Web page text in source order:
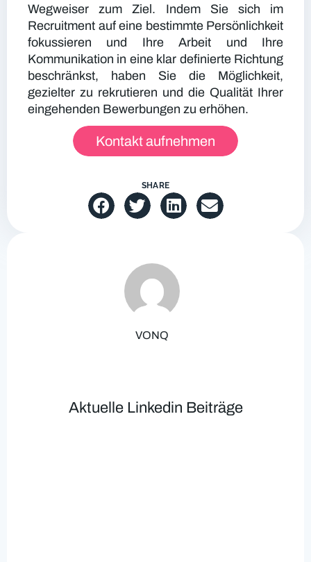
Wegweiser zum Ziel. Indem Sie sich im
Recruitment auf eine bestimmte Persönlichkeit
fokussieren und Ihre Arbeit und Ihre
Kommunikation in eine klar definierte Richtung
beschränkst, haben Sie die Möglichkeit,
gezielter zu rekrutieren und die Qualität Ihrer
eingehenden Bewerbungen zu erhöhen.
Kontakt aufnehmen
SHARE
VONQ
Aktuelle Linkedin Beiträge